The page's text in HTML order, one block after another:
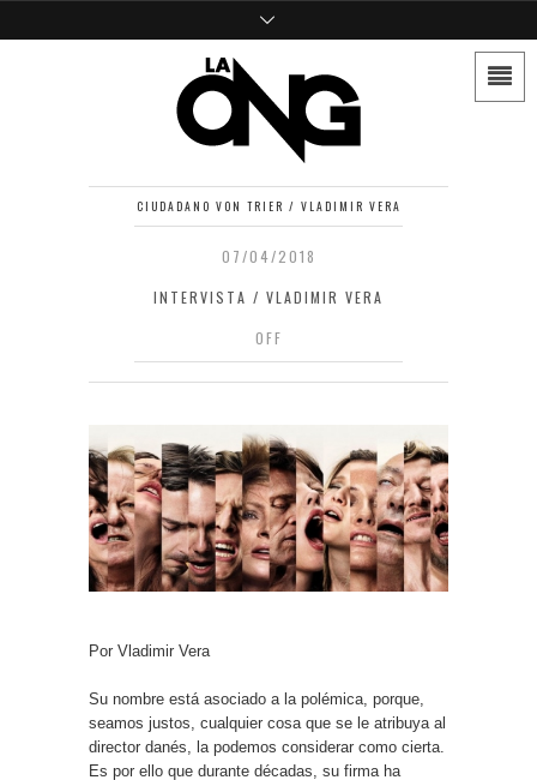
CIUDADANO VON TRIER / VLADIMIR VERA
07/04/2018
INTERVISTA / VLADIMIR VERA
OFF
Por Vladimir Vera
Su nombre está asociado a la polémica, porque,
seamos justos, cualquier cosa que se le atribuya al
director danés, la podemos considerar como cierta.
Es por ello que durante décadas, su firma ha